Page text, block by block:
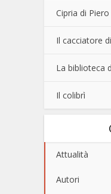
Cipria di
Il cacciatore
La biblioteca
Il colibrì
Attualità
Autori